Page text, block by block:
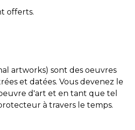
offerts.
artworks) sont des oeuvres
et datées. Vous devenez le
d'art et en tant que tel
à travers le temps.